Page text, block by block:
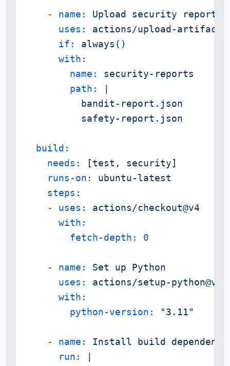
- name: Upload security
reports
uses:
actions/upload-
if:
always()
with:
name:
security-reports
path:
          bandit-report.json
build:
needs:
[ test , security ]
runs-on:
ubuntu-latest
steps:
-
uses:
actions/checkout@v4
with:
fetch-depth:
0
- name: Set up
Python
uses:
actions/setup-python@v4
with:
python-version:
"3.11"
- name: Install build
run: